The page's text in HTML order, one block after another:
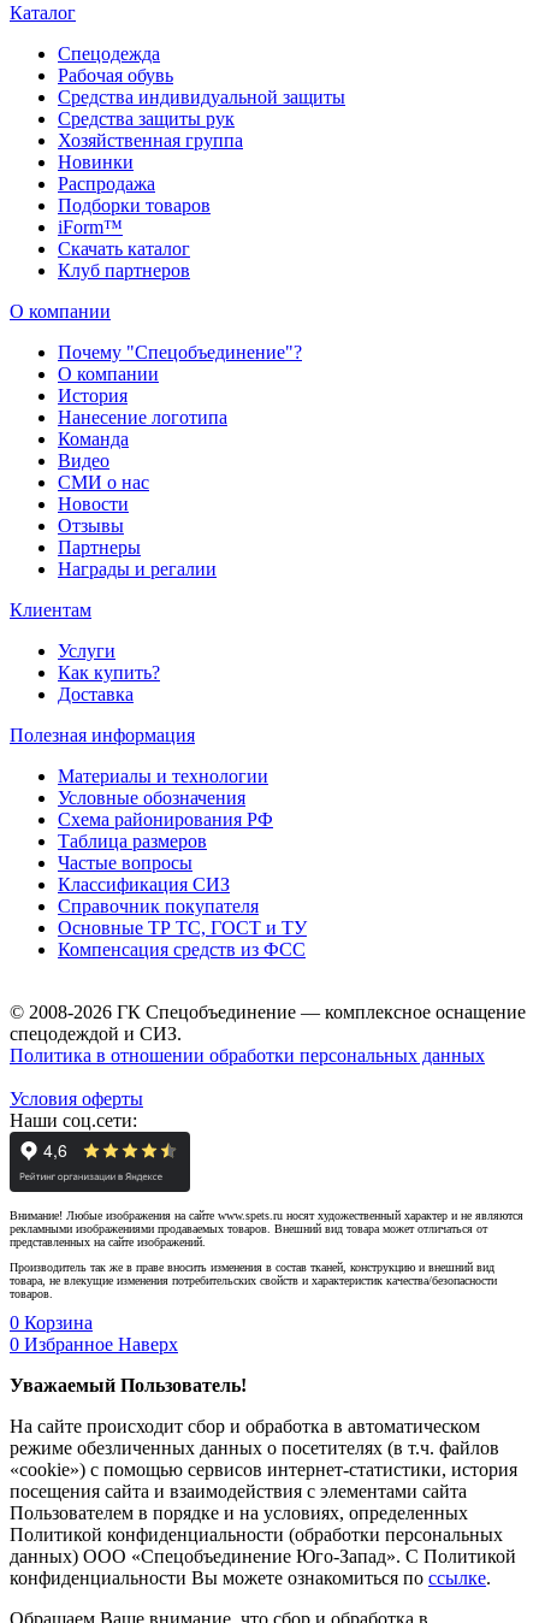
Каталог
Спецодежда
Рабочая обувь
Средства индивидуальной защиты
Средства защиты рук
Хозяйственная группа
Новинки
Распродажа
Подборки товаров
iForm™
Скачать каталог
Клуб партнеров
О компании
Почему "Спецобъединение"?
О компании
История
Нанесение логотипа
Команда
Видео
СМИ о нас
Новости
Отзывы
Партнеры
Награды и регалии
Клиентам
Услуги
Как купить?
Доставка
Полезная информация
Материалы и технологии
Условные обозначения
Схема районирования РФ
Таблица размеров
Частые вопросы
Классификация СИЗ
Справочник покупателя
Основные ТР ТС, ГОСТ и ТУ
Компенсация средств из ФСС
© 2008-2026 ГК Спецобъединение — комплексное оснащение
спецодеждой и СИЗ.
Политика в отношении обработки персональных данных
Условия оферты
Наши соц.сети:
Внимание! Любые изображения на сайте www.spets.ru носят художественный характер и не являются
рекламными изображениями продаваемых товаров. Внешний вид товара может отличаться от
представленных на сайте изображений.
Производитель так же в праве вносить изменения в состав тканей, конструкцию и внешний вид
товара, не влекущие изменения потребительских свойств и характеристик качества/безопасности
товаров.
0 Корзина
0 Избранное Наверх
Уважаемый Пользователь!
На сайте происходит сбор и обработка в автоматическом
режиме обезличенных данных о посетителях (в т.ч. файлов
«cookie») с помощью сервисов интернет-статистики, история
посещения сайта и взаимодействия с элементами сайта
Пользователем в порядке и на условиях, определенных
Политикой конфиденциальности (обработки персональных
данных) ООО «Спецобъединение Юго-Запад». С Политикой
конфиденциальности Вы можете ознакомиться по ссылке.
Обращаем Ваше внимание, что сбор и обработка в